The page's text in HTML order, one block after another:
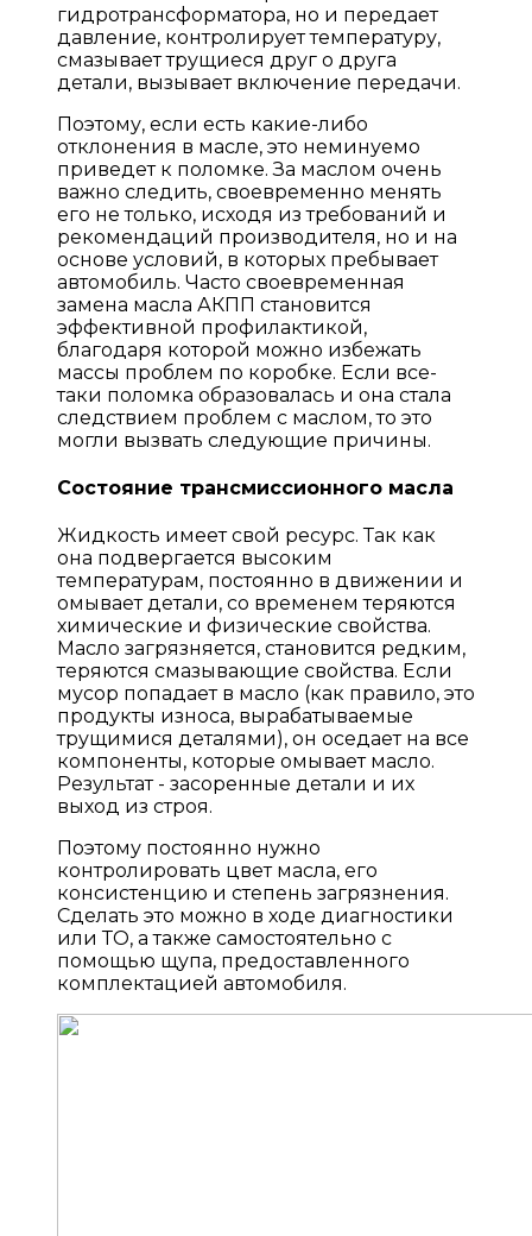
гидротрансформатора, но и передает
давление, контролирует температуру,
смазывает трущиеся друг о друга
детали, вызывает включение передачи.
Поэтому, если есть какие-либо
отклонения в масле, это неминуемо
приведет к поломке. За маслом очень
важно следить, своевременно менять
его не только, исходя из требований и
рекомендаций производителя, но и на
основе условий, в которых пребывает
автомобиль. Часто своевременная
замена масла АКПП становится
эффективной профилактикой,
благодаря которой можно избежать
массы проблем по коробке. Если все-
таки поломка образовалась и она стала
следствием проблем с маслом, то это
могли вызвать следующие причины.
Состояние трансмиссионного масла
Жидкость имеет свой ресурс. Так как
она подвергается высоким
температурам, постоянно в движении и
омывает детали, со временем теряются
химические и физические свойства.
Масло загрязняется, становится редким,
теряются смазывающие свойства. Если
мусор попадает в масло (как правило, это
продукты износа, вырабатываемые
трущимися деталями), он оседает на все
компоненты, которые омывает масло.
Результат - засоренные детали и их
выход из строя.
Поэтому постоянно нужно
контролировать цвет масла, его
консистенцию и степень загрязнения.
Сделать это можно в ходе диагностики
или ТО, а также самостоятельно с
помощью щупа, предоставленного
комплектацией автомобиля.